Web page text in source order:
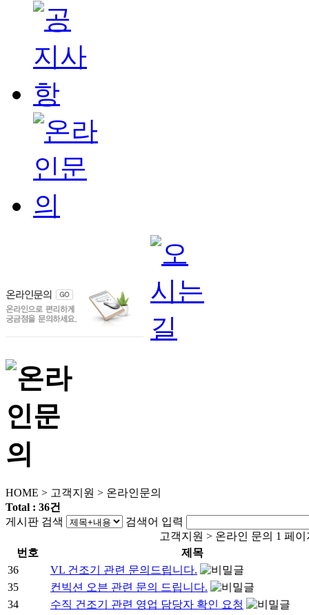
HOME > 고객지원 > 온라인문의
Total : 36건
게시판 검색
검색어 입력
고객지원 > 온라인 문의 1 페
번호
제목
36
VL 건조기 관련 문의드립니다.
35
컨빅션 오븐 관련 문의 드립니다.
34
수직 건조기 관련 영업 담당자 확인 요청